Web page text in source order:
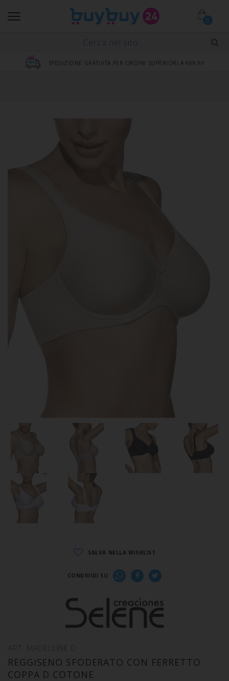
0
SPEDIZIONE GRATUITA PER ORDINI SUPERIORI A €69,99
SALVA NELLA WISHLIST
CONDIVIDI SU
REGGISENO SFODERATO CON FERRETTO
COPPA D COTONE